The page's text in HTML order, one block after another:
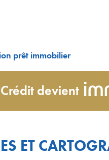
prêt immobilier
devient
ET